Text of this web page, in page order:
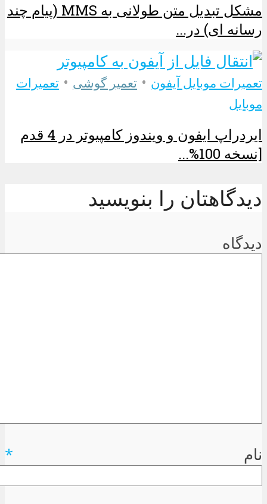
مشکل تبدیل متن طولانی به MMS (پیام چند
رسانه ای) در...
تعمیرات موبایل آیفون • تعمیر گوشی • تعمیرات
موبایل
ایردراپ ایفون و ویندوز کامپیوتر در 4 قدم
[نسخه 100%...
دیدگاهتان را بنویسید
دیدگاه
نام *